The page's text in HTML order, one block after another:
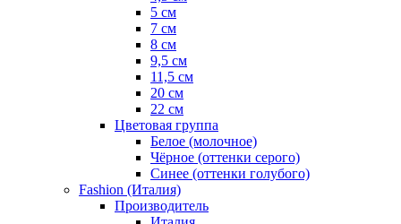
5 см
7 см
8 см
9,5 см
11,5 см
20 см
22 см
Цветовая группа
Белое (молочное)
Чёрное (оттенки серого)
Синее (оттенки голубого)
Fashion (Италия)
Производитель